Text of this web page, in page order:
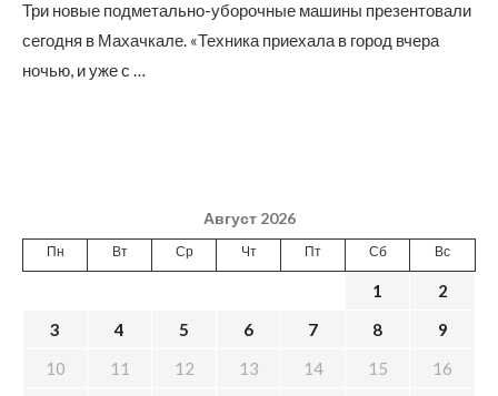
Три новые подметально-уборочные машины презентовали
сегодня в Махачкале. «Техника приехала в город вчера
ночью, и уже с …
Август 2026
Пн Вт Ср Чт Пт Сб Вс
1
2
3
4 5 6 7 8
9
10
11 12 13 14 15
16